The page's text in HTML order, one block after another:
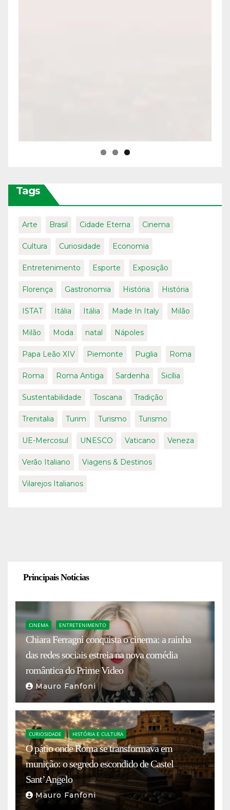
Tags
Arte Brasil Cidade Eterna Cinema
Cultura Curiosidade Economia
Entretenimento Esporte Exposição
Florença Gastronomia História História
ISTAT Itália Itália Made In Italy Milão
Milão Moda natal Nápoles
Papa Leão XIV Piemonte Puglia Roma
Roma Roma Antiga Sardenha Sicília
Sustentabilidade Toscana Tradição
Trenitalia Turim Turismo Turismo
UE-Mercosul UNESCO Vaticano Veneza
Verão Italiano Viagens & Destinos
Vilarejos Italianos
Principais Notícias
CINEMA ENTRETENIMENTO
Chiara Ferragni conquista o cinema: a rainha
das redes sociais estreia na nova comédia
romântica do Prime Video
Mauro Fanfoni
CURIOSIDADE HISTÓRIA E CULTURA
O pátio onde Roma se transformava em
munição: o segredo escondido de Castel
Sant’Angelo
Mauro Fanfoni